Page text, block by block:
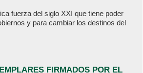
fuerza del siglo XXI que tiene poder
y para cambiar los destinos del
FIRMADOS POR EL